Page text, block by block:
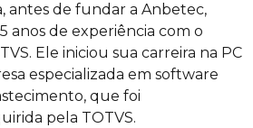
antes de fundar a Anbetec,
anos de experiência com o
Ele iniciou sua carreira na PC
especializada em software
que foi
pela TOTVS.